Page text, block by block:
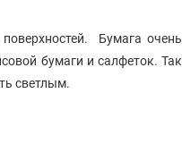
Бумага очень
бумаги и салфеток. Так
светлым.